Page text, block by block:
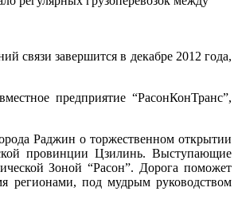
связи завершится в декабре 2012 года,
предприятие “РасонКонТранс”,
Раджин о торжественном открытии
провинции Цзилинь. Выступающие
Зоной “Расон”. Дорога поможет
регионами, под мудрым руководством